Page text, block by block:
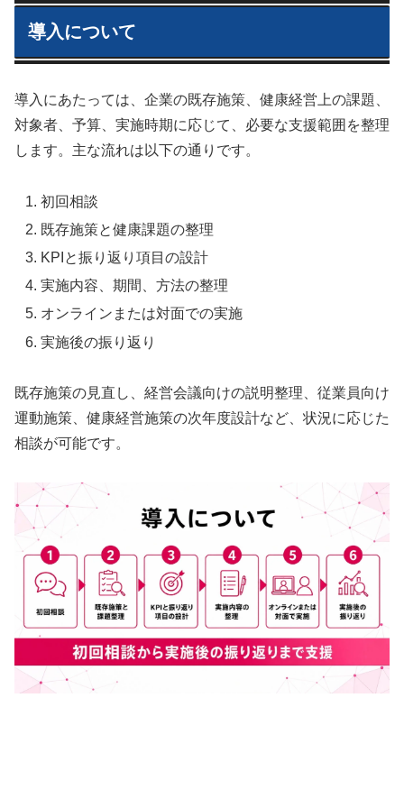
導入について
導入にあたっては、企業の既存施策、健康経営上の課題、
対象者、予算、実施時期に応じて、必要な支援範囲を整理
します。主な流れは以下の通りです。
初回相談
既存施策と健康課題の整理
KPIと振り返り項目の設計
実施内容、期間、方法の整理
オンラインまたは対面での実施
実施後の振り返り
既存施策の見直し、経営会議向けの説明整理、従業員向け
運動施策、健康経営施策の次年度設計など、状況に応じた
相談が可能です。